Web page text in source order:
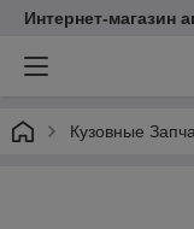
Интернет-магазин
Кузовные